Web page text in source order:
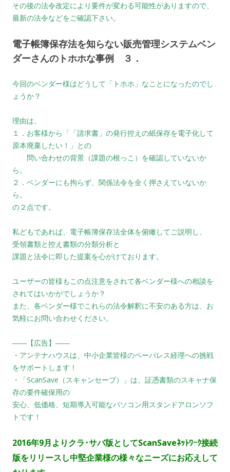
その後の法令改定により要件が変わる可能性がありますので、
最新の法令などをご確認下さい。
電子帳簿保存法を知らない販売管理システムベン
ダーさんのトホホな事例 ３．
今回のベンダー様はどうして「トホホ」なことになったのでし
ょうか？
理由は、
１．お客様から「「請求書」の発行控えの紙保存を電子化して
原本廃棄したい！」との
問い合わせの背景（課題の根っこ）を確認していないか
ら。
２．ベンダーにも拘らず、関係法令を全く押さえていないか
ら。
の２点です。
私どもであれば、電子帳簿保存法全体を俯瞰してご説明し、
受領書類と控え書類の分類分析と
課題と法令に即した提案を心がけております。
ユーザーの皆様もこの点注意をされて各ベンダー様への相談を
されてはいかがでしょうか？
また、各ベンダー様でこれらの法令解釈に不安のある方は、お
気軽にお問い合わせください。
――【広告】――
・アンテナハウスは、中小企業皆様のペーパレス経理への挑戦
をサポートします！
・「ScanSave（スキャンセーブ）」は、証憑書類のスキャナ保
存の要件確保用の
安心、低価格、短期導入可能なパソコン用スタンドアロンソフ
トです！
2016年9月よりクラ･サバ版としてScanSaveﾈｯﾄﾜｰｸ接続
版をリリースし中堅企業様の様々なニーズにお応えして